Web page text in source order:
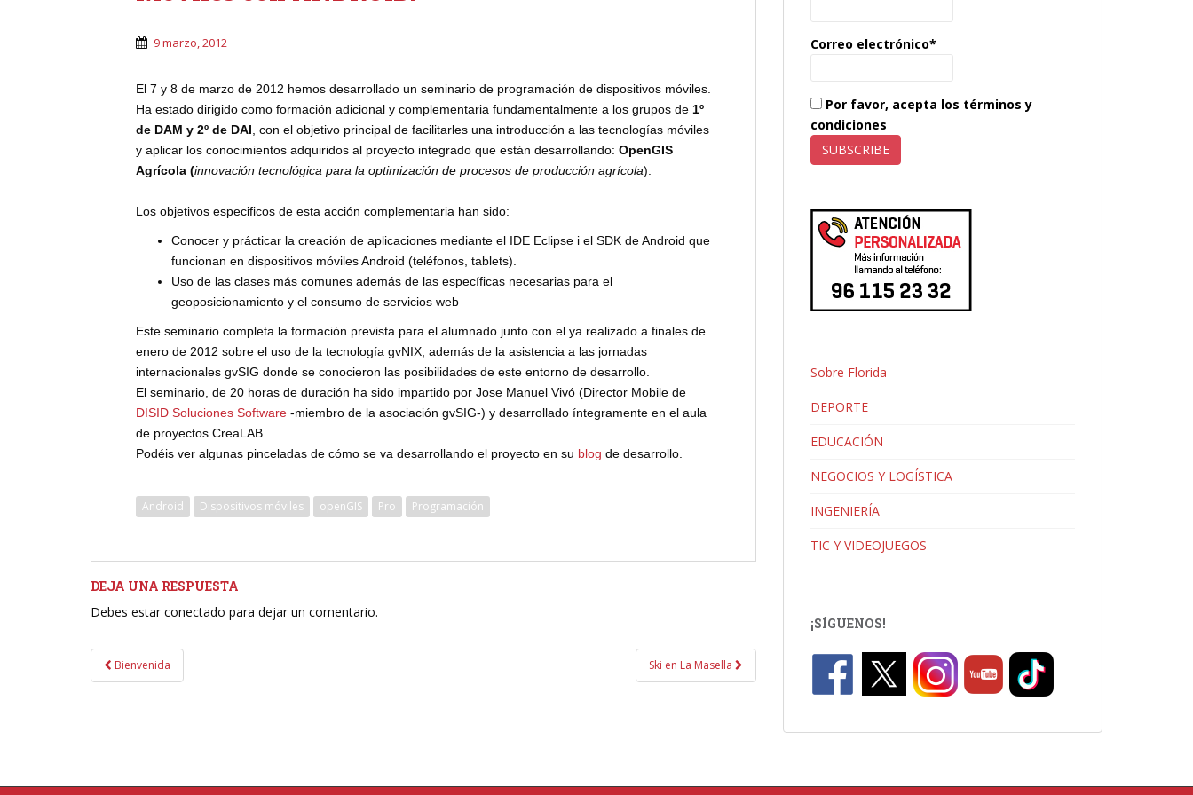
9 marzo, 2012
El 7 y 8 de marzo de 2012 hemos desarrollado un seminario de programación de dispositivos móviles.
Ha estado dirigido como formación adicional y complementaria fundamentalmente a los grupos de 1º
de DAM y 2º de DAI , con el objetivo principal de facilitarles una introducción a las tecnologías móviles
y aplicar los conocimientos adquiridos al proyecto integrado que están desarrollando: OpenGIS
Agrícola (innovación tecnológica para la optimización de procesos de producción agrícola).
Los objetivos especificos de esta acción complementaria han sido:
Conocer y prácticar la creación de aplicaciones mediante el IDE Eclipse i el SDK de Android que
funcionan en dispositivos móviles Android (teléfonos, tablets).
Uso de las clases más comunes además de las específicas necesarias para el
geoposicionamiento y el consumo de servicios web
Este seminario completa la formación prevista para el alumnado junto con el ya realizado a finales de
enero de 2012 sobre el uso de la tecnología gvNIX, además de la asistencia a las jornadas
internacionales gvSIG donde se conocieron las posibilidades de este entorno de desarrollo.
El seminario, de 20 horas de duración ha sido impartido por Jose Manuel Vivó (Director Mobile de
DISID Soluciones Software -miembro de la asociación gvSIG-) y desarrollado íntegramente en el aula
de proyectos CreaLAB.
Podéis ver algunas pinceladas de cómo se va desarrollando el proyecto en su blog de desarrollo.
Android Dispositivos móviles openGIS Pro Programación
DEJA UNA RESPUESTA
Debes estar conectado para dejar un comentario.
Navegación
de
Bienvenida Ski en La Masella
Correo electrónico*
Por favor, acepta los términos y
condiciones
Sobre Florida
DEPORTE
EDUCACIÓN
NEGOCIOS Y LOGÍSTICA
INGENIERÍA
TIC Y VIDEOJUEGOS
¡SÍGUENOS!